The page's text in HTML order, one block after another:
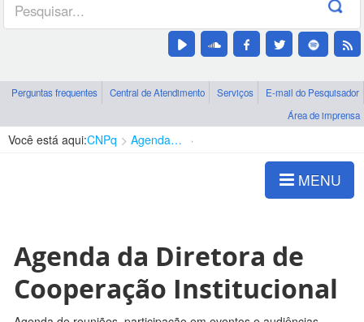
Perguntas frequentes Central de Atendimento Serviços
E-mail do Pesquisador
Área de imprensa
Você está aqui:CNPq Agenda de autoridades
MENU
Agenda da Diretora de
Cooperação Institucional